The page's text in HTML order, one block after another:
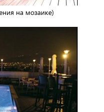
на мозаике)